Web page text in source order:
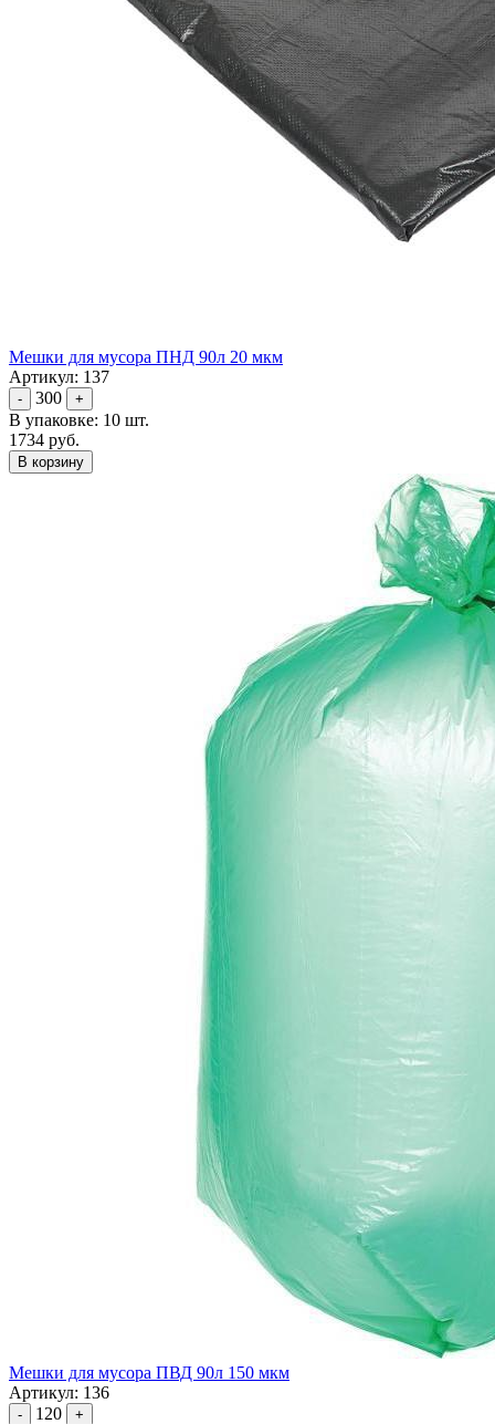
Мешки для мусора ПНД 90л 20 мкм
Артикул: 137
- 300 +
В упаковке: 10 шт.
1734 руб.
В корзину
Мешки для мусора ПВД 90л 150 мкм
Артикул: 136
- 120 +